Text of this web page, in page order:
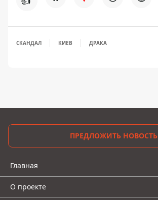
СКАНДАЛ КИЕВ ДРАКА
ПРЕДЛОЖИТЬ НОВОСТЬ
Главная
О проекте